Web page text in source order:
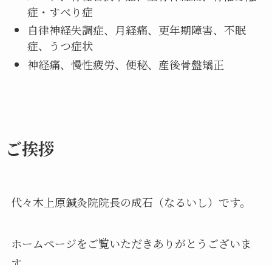
症・すべり症
自律神経失調症、月経痛、更年期障害、不眠
症、うつ症状
神経痛、慢性疲労、便秘、産後骨盤矯正
ご挨拶
代々木上原鍼灸院院長の成石（なるいし）です。
ホームページをご覧いただきありがとうございま